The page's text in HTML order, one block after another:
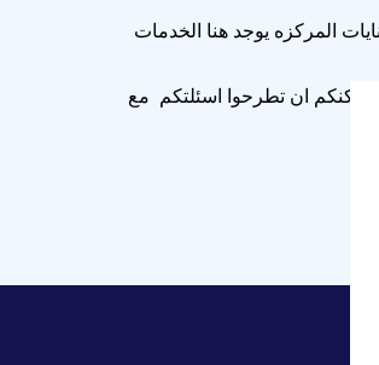
المركزه يوجد هنا الخدمات
مع الارقام التاليه و يمكنكم ان تطرحوا اسئلتكم مع